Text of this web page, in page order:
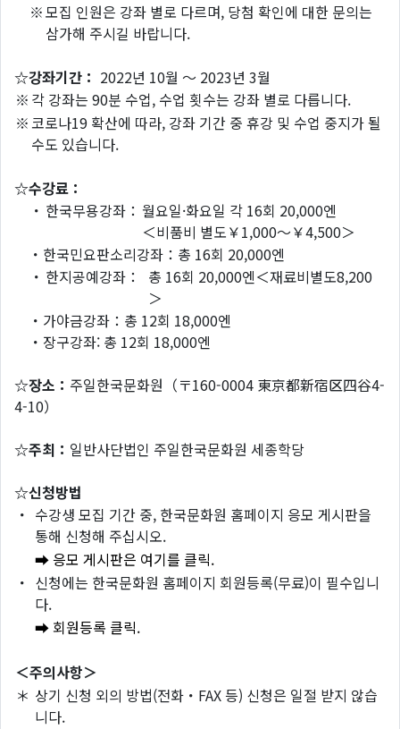
※모집 인원은 강좌 별로 다르며, 당첨 확인에 대한 문의는
삼가해 주시길 바랍니다.
☆강좌기간： 2022년 10월 ～ 2023년 3월
※ 각 강좌는 90분 수업, 수업 횟수는 강좌 별로 다릅니다.
※코로나19 확산에 따라, 강좌 기간 중 휴강 및 수업 중지가 될
수도 있습니다.
☆수강료：
・ 한국무용강좌： 월요일·화요일 각 16회 20,000엔
＜비품비 별도￥1,000～￥4,500＞
・한국민요판소리강좌：총 16회 20,000엔
・ 한지공예강좌：
총 16회 20,000엔＜재료비별도8,200
＞
・가야금강좌：총 12회 18,000엔
・장구강좌: 총 12회 18,000엔
☆장소： 주일한국문화원（〒160-0004 東京都新宿区四谷4-
4-10）
☆주최： 일반사단법인 주일한국문화원 세종학당
☆신청방법
・ 수강생 모집 기간 중, 한국문화원 홈페이지 응모 게시판을
통해 신청해 주십시오.
➡ 응모 게시판은 여기를 클릭.
・ 신청에는 한국문화원 홈페이지 회원등록(무료)이 필수입니
다.
➡ 회원등록 클릭.
＜주의사항＞
＊ 상기 신청 외의 방법(전화・FAX 등) 신청은 일절 받지 않습
니다.